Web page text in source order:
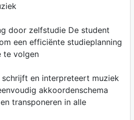
door zelfstudie De student
een efficiënte studieplanning
te volgen
schrijft en interpreteert muziek
akkoordenschema
transponeren in alle